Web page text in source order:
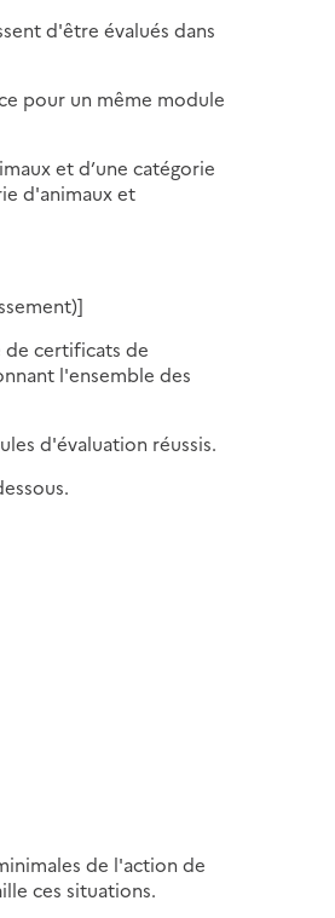
d'être évalués dans
pour un même module
et d’une catégorie
d'animaux et
de certificats de
l'ensemble des
d'évaluation réussis.
de l'action de
ces situations.